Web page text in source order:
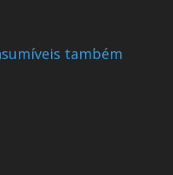
também